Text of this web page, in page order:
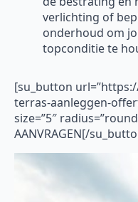
verlichting of
onderhoud om
topconditie te
[su_button
terras-aanleggen-
size=”5″
AANVRAGEN[/